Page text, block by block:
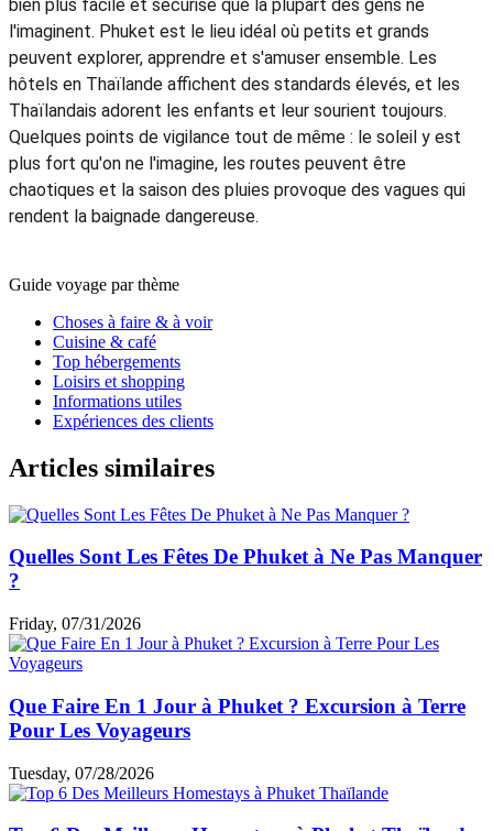
bien plus facile et sécurisé que la plupart des gens ne
l'imaginent. Phuket est le lieu idéal où petits et grands
peuvent explorer, apprendre et s'amuser ensemble. Les
hôtels en Thaïlande affichent des standards élevés, et les
Thaïlandais adorent les enfants et leur sourient toujours.
Quelques points de vigilance tout de même : le soleil y est
plus fort qu'on ne l'imagine, les routes peuvent être
chaotiques et la saison des pluies provoque des vagues qui
rendent la baignade dangereuse.
Guide voyage par thème
Choses à faire & à voir
Cuisine & café
Top hébergements
Loisirs et shopping
Informations utiles
Expériences des clients
Articles similaires
Quelles Sont Les Fêtes De Phuket à Ne Pas Manquer
?
Friday, 07/31/2026
Que Faire En 1 Jour à Phuket ? Excursion à Terre
Pour Les Voyageurs
Tuesday, 07/28/2026